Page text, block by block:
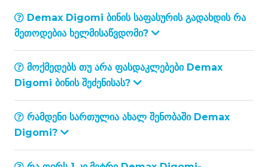
Demax Digomi ბინის საფასურის გადახდის რა
მეთოდებია ხელმისაწვდომი?
მოქმედებს თუ არა ფასდაკლებები Demax
Digomi ბინის შეძენისას?
რამდენი სართულია ახალ შენობაში Demax
Digomi?